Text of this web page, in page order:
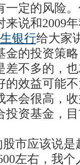
一定的风险
说和2009
银行给大家
金的投资策
差不多的，
的效益可能
本会很高，
投资基金，
应该说是
左右，我